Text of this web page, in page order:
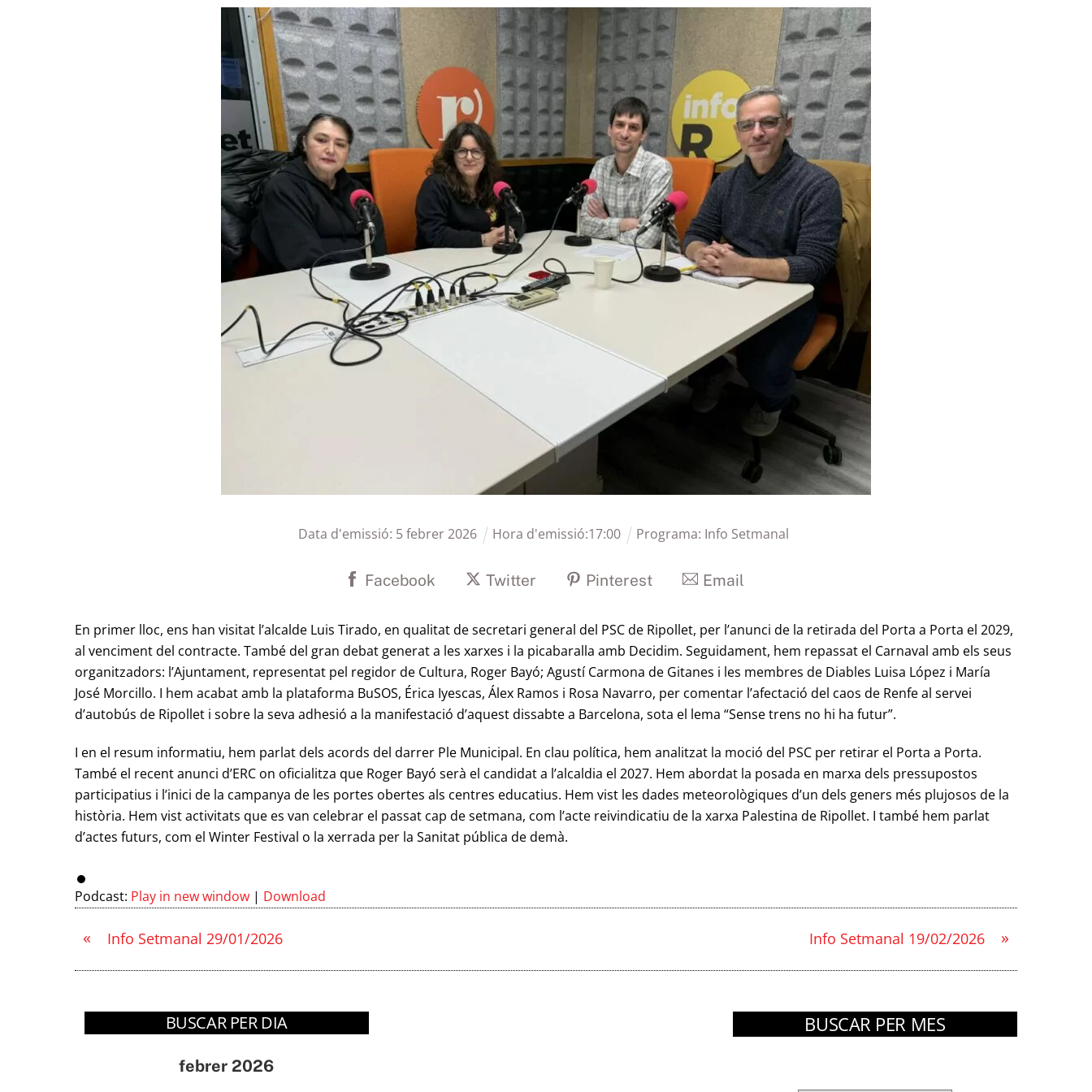
Data d'emissió: 5febrer2026 Hora d'emissió:17:00 Programa: Info Setmanal
Facebook Twitter Pinterest Email
En primer lloc, ens han visitat l’alcalde Luis Tirado, en qualitat de secretari general del PSC de Ripollet, per l’anunci de la retirada del Porta a Porta el 2029,
al venciment del contracte. També del gran debat generat a les xarxes i la picabaralla amb Decidim. Seguidament, hem repassat el Carnaval amb els seus
organitzadors: l’Ajuntament, representat pel regidor de Cultura, Roger Bayó; Agustí Carmona de Gitanes i les membres de Diables Luisa López i María
José Morcillo. I hem acabat amb la plataforma BuSOS, Érica Iyescas, Álex Ramos i Rosa Navarro, per comentar l’afectació del caos de Renfe al servei
d’autobús de Ripollet i sobre la seva adhesió a la manifestació d’aquest dissabte a Barcelona, sota el lema “Sense trens no hi ha futur”.
I en el resum informatiu, hem parlat dels acords del darrer Ple Municipal. En clau política, hem analitzat la moció del PSC per retirar el Porta a Porta.
També el recent anunci d’ERC on oficialitza que Roger Bayó serà el candidat a l’alcaldia el 2027. Hem abordat la posada en marxa dels pressupostos
participatius i l’inici de la campanya de les portes obertes als centres educatius. Hem vist les dades meteorològiques d’un dels geners més plujosos de la
història. Hem vist activitats que es van celebrar el passat cap de setmana, com l’acte reivindicatiu de la xarxa Palestina de Ripollet. I també hem parlat
d’actes futurs, com el Winter Festival o la xerrada per la Sanitat pública de demà.
Podcast: Play in new window | Download
« Info Setmanal 29/01/2026 »
Info Setmanal 19/02/2026
BUSCAR PER DIA
febrer 2026
BUSCAR PER MES